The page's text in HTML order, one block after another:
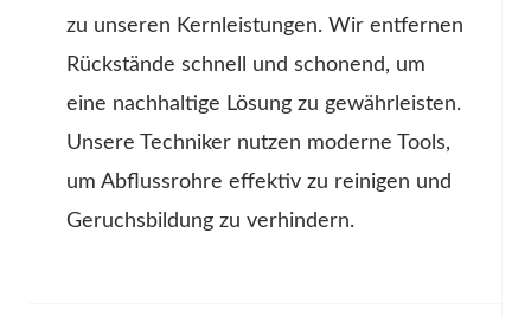
zu unseren Kernleistungen. Wir entfernen
Rückstände schnell und schonend, um
eine nachhaltige Lösung zu gewährleisten.
Unsere Techniker nutzen moderne Tools,
um Abflussrohre effektiv zu reinigen und
Geruchsbildung zu verhindern.